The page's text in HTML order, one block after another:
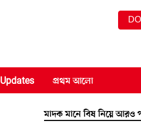
Updates প্রথম আলো
মাদক মানে বিষ নিয়ে আরও